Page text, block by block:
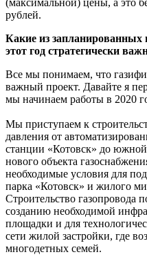
рублей.
Какие из запланированных
этот год стратегически
Все мы понимаем, что
важный проект. Давайте я
мы начинаем работы в 2020
Мы приступаем к
давления от
станции «Котовск» до
нового объекта
необходимые условия для
парка «Котовск» и жилого
Строительство газопровода
созданию необходимой
площадки и для
сети жилой застройки, где
многодетных семей.